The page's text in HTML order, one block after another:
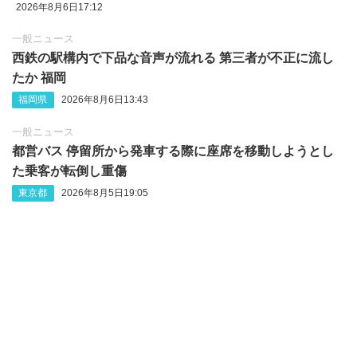
2026年8月6日17:12
一般ニュース
西鉄の駅構内で下品な音声が流れる 第三者が不正に流し
たか 福岡
福岡県 2026年8月6日13:43
一般ニュース
都営バス 停留所から発車する際に座席を移動しようとし
た乗客が転倒し重傷
東京都 2026年8月5日19:05